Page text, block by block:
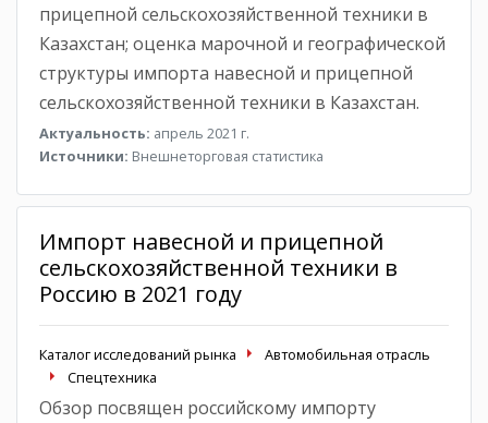
прицепной сельскохозяйственной техники в
Казахстан; оценка марочной и географической
структуры импорта навесной и прицепной
сельскохозяйственной техники в Казахстан.
Актуальность: апрель 2021 г.
Источники: Внешнеторговая статистика
Импорт навесной и прицепной
сельскохозяйственной техники в
Россию в 2021 году
Каталог исследований рынка
Автомобильная отрасль
Спецтехника
Обзор посвящен российскому импорту